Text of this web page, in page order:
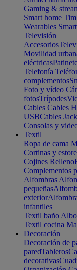
Gaming &
Smart home
Wearables
Televisión
Accesorios
Movilidad
eléctricas
Telefonía
complementos
Foto y vídeo
fotosTrípodes
Cables Cables
USBCables Jack
Consolas y
Textil
Ropa de cama
Cortinas y
Cojines Relleno
Complementos
Alfombras
pequeñas
exterior
infantiles
Textil baño
Textil cocina
Decoración
Decoración de
paredTableros
decorativas